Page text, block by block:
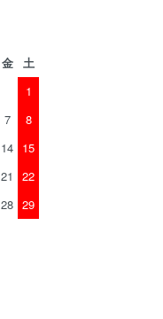
金
土
1
7
8
14 15
21
22
28 29